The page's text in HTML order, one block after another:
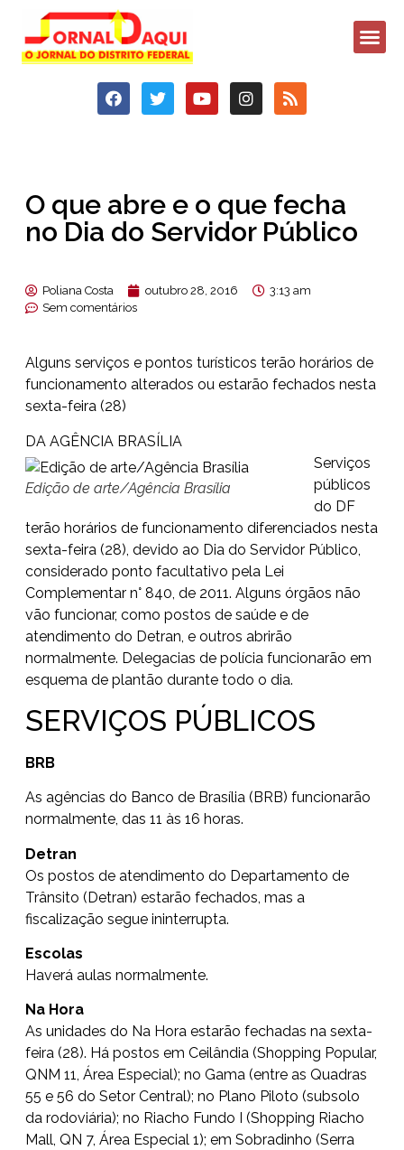
O que abre e o que fecha
no Dia do Servidor Público
Poliana Costa outubro 28, 2016
3:13 am
Sem comentários
Alguns serviços e pontos turísticos terão horários de
funcionamento alterados ou estarão fechados nesta
sexta-feira (28)
DA AGÊNCIA BRASÍLIA
Edição de arte/Agência Brasília
Serviços
públicos
do DF
terão horários de funcionamento diferenciados nesta
sexta-feira (28), devido ao Dia do Servidor Público,
considerado ponto facultativo pela Lei
Complementar n° 840, de 2011. Alguns órgãos não
vão funcionar, como postos de saúde e de
atendimento do Detran, e outros abrirão
normalmente. Delegacias de polícia funcionarão em
esquema de plantão durante todo o dia.
SERVIÇOS PÚBLICOS
BRB
As agências do Banco de Brasília (BRB) funcionarão
normalmente, das 11 às 16 horas.
Detran
Os postos de atendimento do Departamento de
Trânsito (Detran) estarão fechados, mas a
fiscalização segue ininterrupta.
Escolas
Haverá aulas normalmente.
Na Hora
As unidades do Na Hora estarão fechadas na sexta-
feira (28). Há postos em Ceilândia (Shopping Popular,
QNM 11, Área Especial); no Gama (entre as Quadras
55 e 56 do Setor Central); no Plano Piloto (subsolo
da rodoviária); no Riacho Fundo I (Shopping Riacho
Mall, QN 7, Área Especial 1); em Sobradinho (Serra